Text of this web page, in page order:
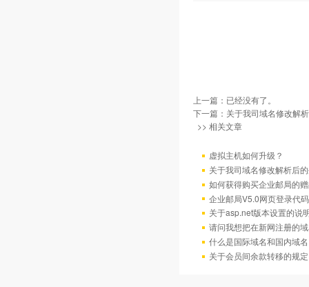
上一篇：已经没有了。
下一篇： 关于我司域名修改解
>> 相关文章
虚拟主机如何升级？
关于我司域名修改解析后
如何获得购买企业邮局的
企业邮局V5.0网页登录代码
关于asp.net版本设置的说
请问我想把在新网注册的
什么是国际域名和国内域
关于会员间余款转移的规定